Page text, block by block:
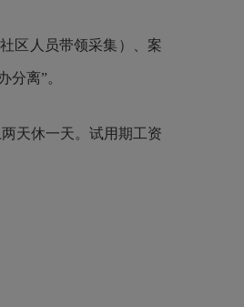
区人员带领采集）、案
离”。
天休一天。试用期工资